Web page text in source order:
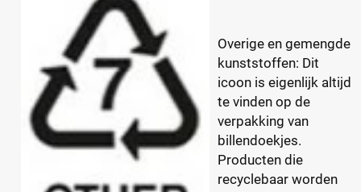
Overige en gemengde
kunststoffen: Dit
icoon is eigenlijk altijd
te vinden op de
verpakking van
billendoekjes.
Producten die
recyclebaar worden